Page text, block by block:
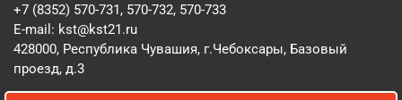
+7 (8352) 570-731, 570-732, 570-733
E-mail: kst@kst21.ru
428000, Республика Чувашия, г.Чебоксары, Базовый
проезд, д.3